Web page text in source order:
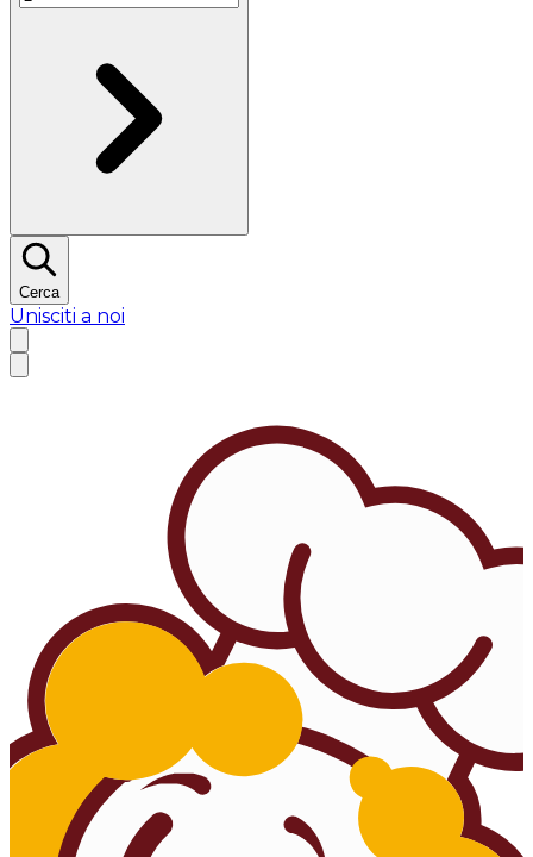
Cerca
Unisciti a noi